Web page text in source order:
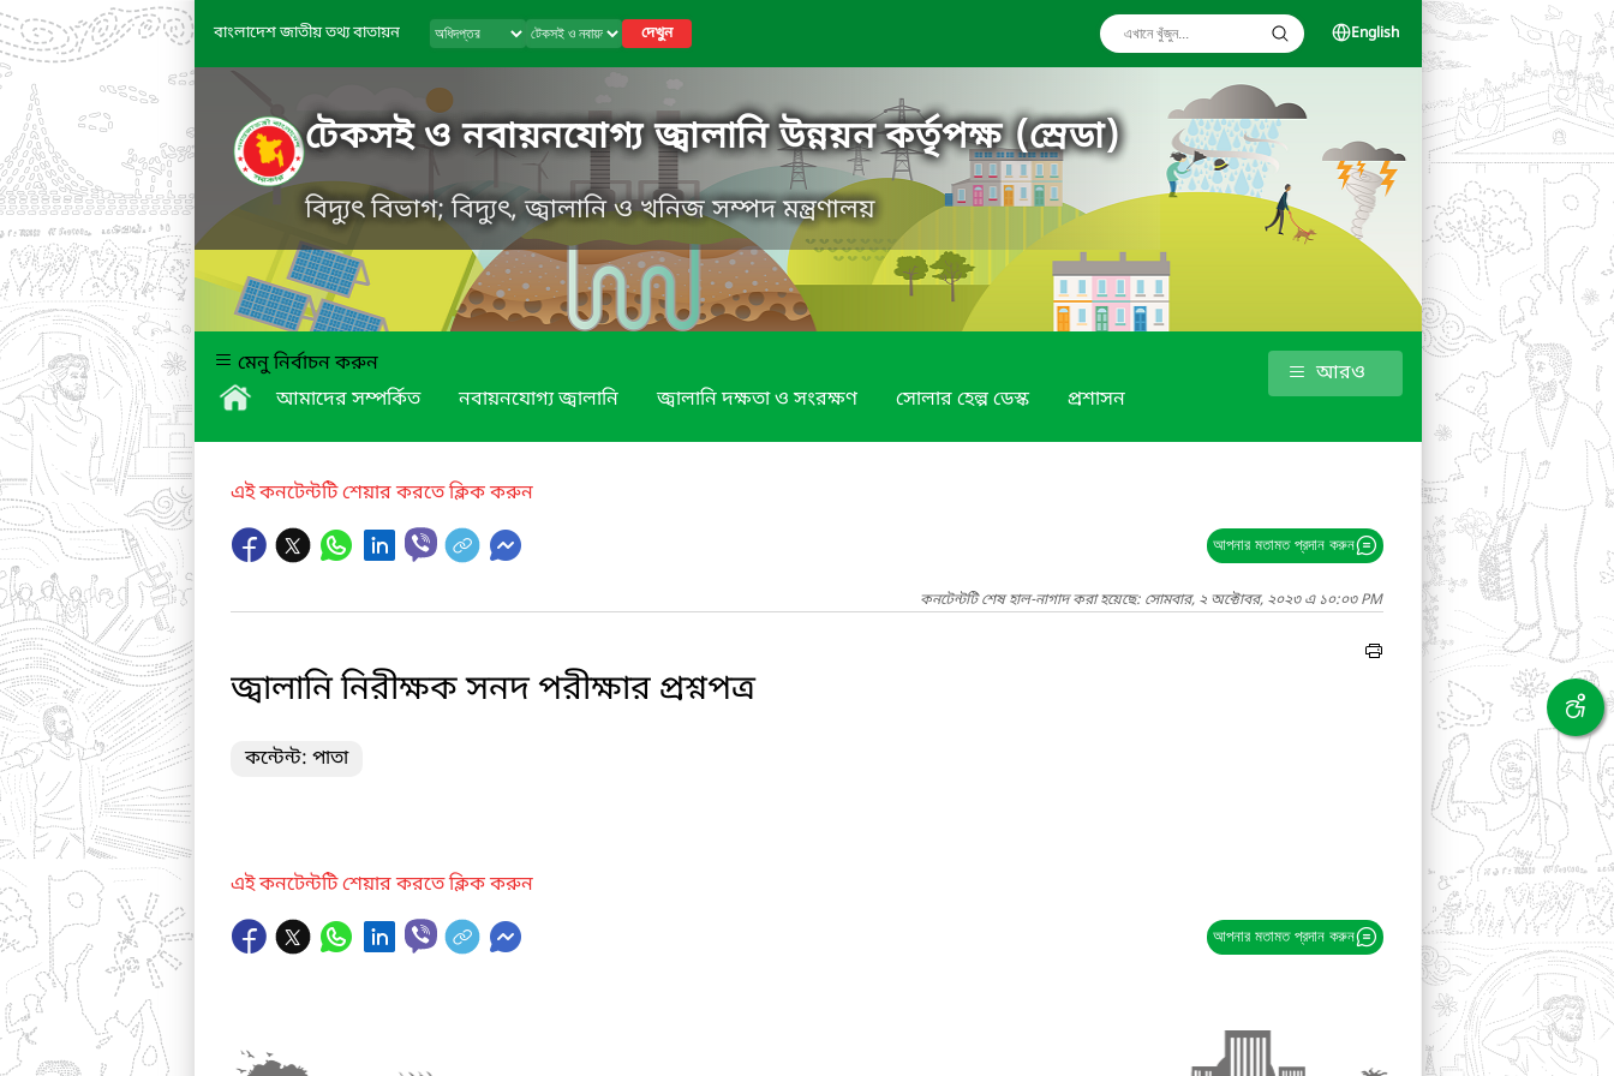
বাংলাদেশ জাতীয় তথ্য বাতায়ন দেখুন English
টেকসই ও নবায়নযোগ্য জ্বালানি উন্নয়ন কর্তৃপক্ষ (স্রেডা)
বিদ্যুৎ বিভাগ; বিদ্যুৎ, জ্বালানি ও খনিজ সম্পদ মন্ত্রণালয়
মেনু নির্বাচন করুন
আমাদের সম্পর্কিত
নবায়নযোগ্য জ্বালানি জ্বালানি দক্ষতা ও সংরক্ষণ সোলার হেল্প ডেস্ক প্রশাসন
আরও
এই কনটেন্টটি শেয়ার করতে ক্লিক করুন
আপনার মতামত প্রদান করুন
কনটেন্টটি শেষ হাল-নাগাদ করা হয়েছে: সোমবার, ২ অক্টোবর, ২০২৩ এ ১০:০৩ PM
জ্বালানি নিরীক্ষক সনদ পরীক্ষার প্রশ্নপত্র
কন্টেন্ট: পাতা
এই কনটেন্টটি শেয়ার করতে ক্লিক করুন
আপনার মতামত প্রদান করুন